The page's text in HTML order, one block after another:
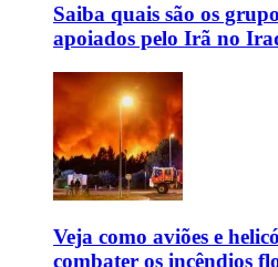
Saiba quais são os
apoiados pelo Irã no
Veja como aviões e
combater os incêndios